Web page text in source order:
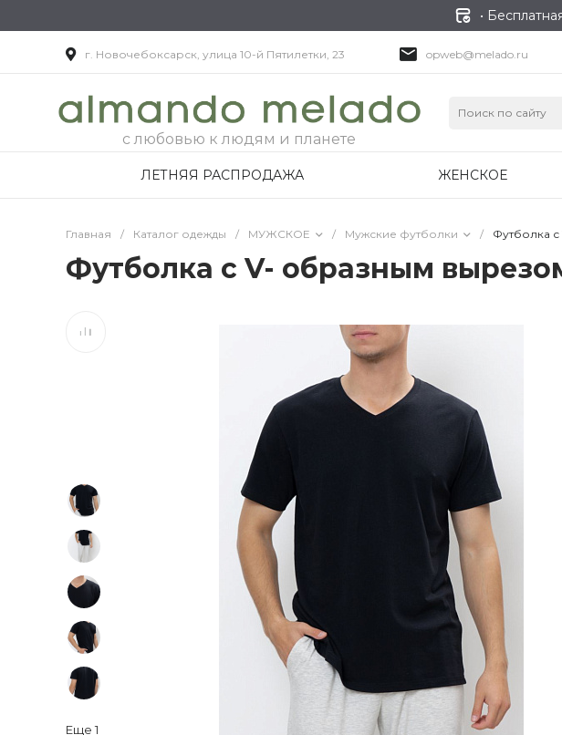
•
г. Новочебоксарск, улица 10-й Пятилетки, 23 opweb@melado.ru
с любовью к людям и планете
ЛЕТНЯЯ РАСПРОДАЖА ЖЕНСКОЕ
Главная / Каталог одежды / МУЖСКОЕ / Мужские футболки / Футболка
Футболка с V- образным
Еще 1